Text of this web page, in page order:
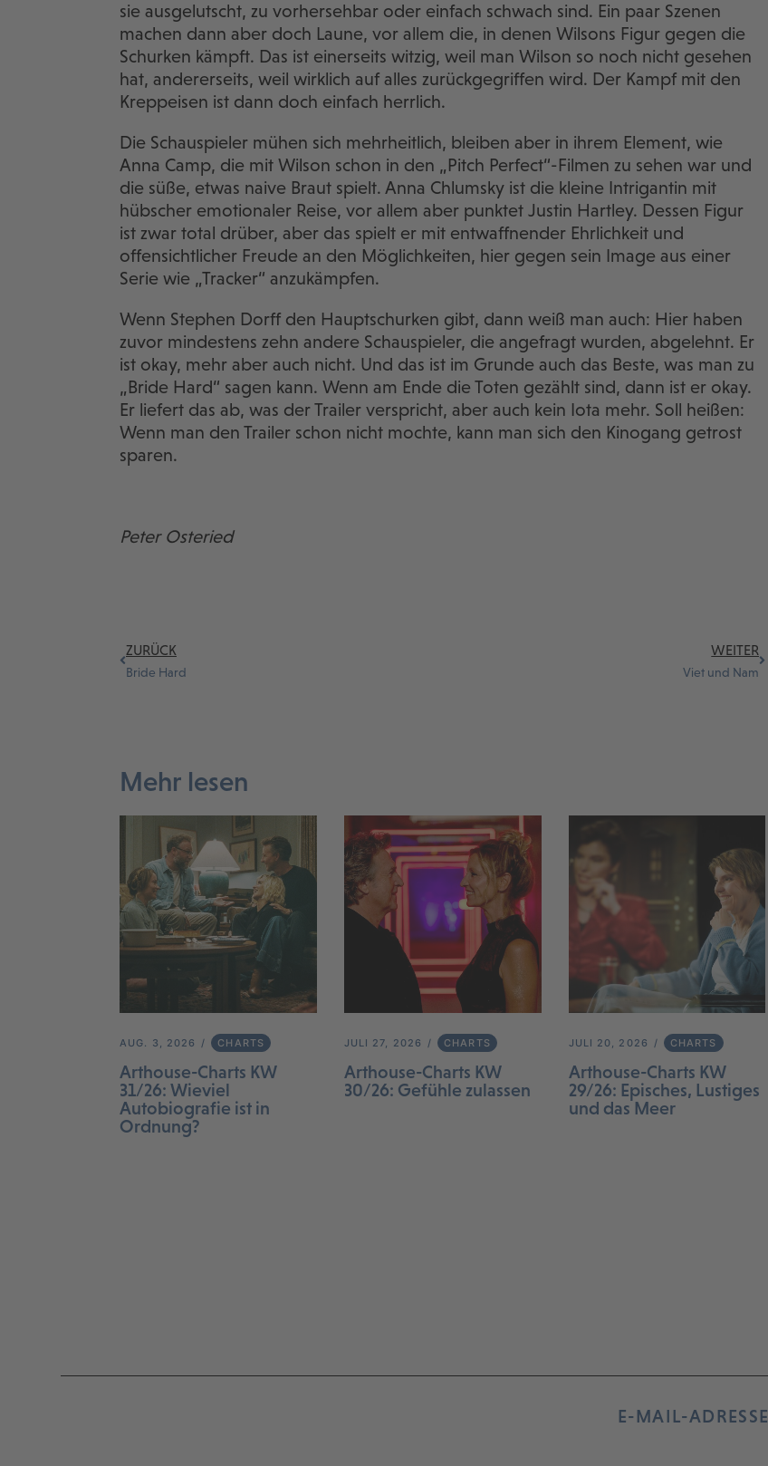
sie ausgelutscht, zu vorhersehbar oder einfach schwach sind. Ein paar Szenen
machen dann aber doch Laune, vor allem die, in denen Wilsons Figur gegen die
Schurken kämpft. Das ist einerseits witzig, weil man Wilson so noch nicht gesehen
hat, andererseits, weil wirklich auf alles zurückgegriffen wird. Der Kampf mit den
Kreppeisen ist dann doch einfach herrlich.
Die Schauspieler mühen sich mehrheitlich, bleiben aber in ihrem Element, wie
Anna Camp, die mit Wilson schon in den „Pitch Perfect“-Filmen zu sehen war und
die süße, etwas naive Braut spielt. Anna Chlumsky ist die kleine Intrigantin mit
hübscher emotionaler Reise, vor allem aber punktet Justin Hartley. Dessen Figur
ist zwar total drüber, aber das spielt er mit entwaffnender Ehrlichkeit und
offensichtlicher Freude an den Möglichkeiten, hier gegen sein Image aus einer
Serie wie „Tracker“ anzukämpfen.
Wenn Stephen Dorff den Hauptschurken gibt, dann weiß man auch: Hier haben
zuvor mindestens zehn andere Schauspieler, die angefragt wurden, abgelehnt. Er
ist okay, mehr aber auch nicht. Und das ist im Grunde auch das Beste, was man zu
„Bride Hard“ sagen kann. Wenn am Ende die Toten gezählt sind, dann ist er okay.
Er liefert das ab, was der Trailer verspricht, aber auch kein Iota mehr. Soll heißen:
Wenn man den Trailer schon nicht mochte, kann man sich den Kinogang getrost
sparen.
Peter Osteried
ZURÜCK
Bride Hard
WEITER
Viet und Nam
Mehr lesen
AUG. 3, 2026 CHARTS
Arthouse-Charts KW
31/26: Wieviel
Autobiografie ist in
Ordnung?
JULI 27, 2026 CHARTS
Arthouse-Charts KW
30/26: Gefühle zulassen
JULI 20, 2026 CHARTS
Arthouse-Charts KW
29/26: Episches, Lustiges
und das Meer
E-MAIL-ADRESSE